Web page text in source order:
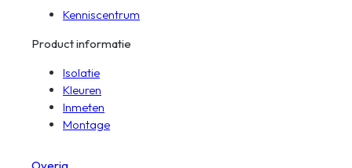
Kenniscentrum
Product informatie
Isolatie
Kleuren
Inmeten
Montage